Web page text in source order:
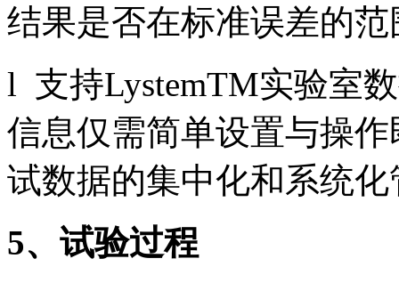
结果是否在标准误差的
l 支持LystemTM实验室
信息仅需简单设置与操
试数据的集中化和系统化
5、试验过程